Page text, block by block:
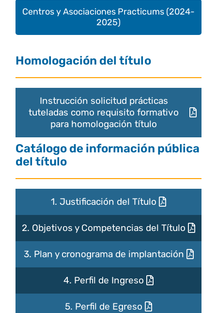
Centros y Asociaciones Practicums (2024-
2025)
Homologación del título
Instrucción solicitud prácticas
tuteladas como requisito formativo
para homologación título
Catálogo de información pública
del título
1. Justificación del Título
2. Objetivos y Competencias del Título
3. Plan y cronograma de implantación
4. Perfil de Ingreso
5. Perfil de Egreso